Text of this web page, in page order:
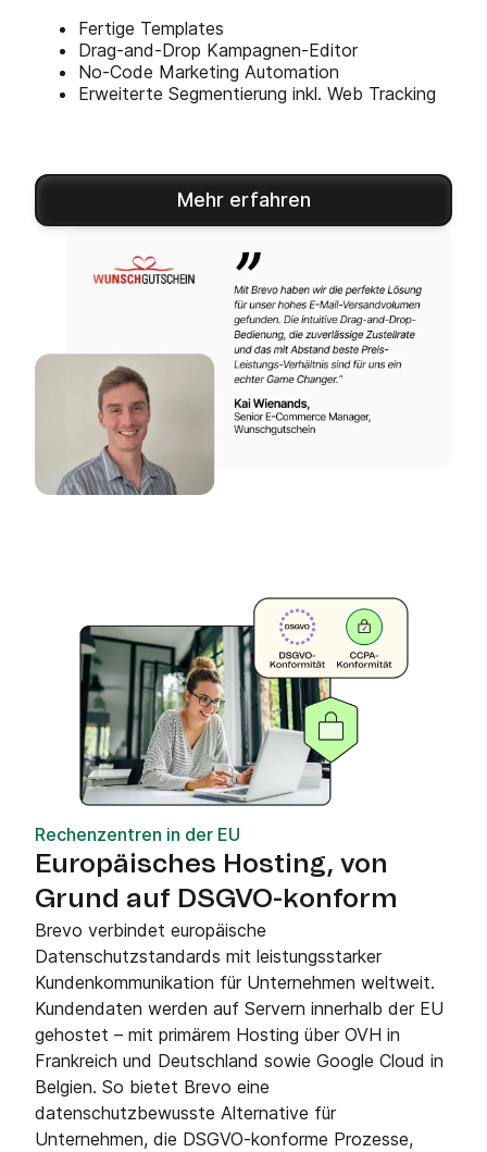
Fertige Templates
Drag-and-Drop Kampagnen-Editor
No-Code Marketing Automation
Erweiterte Segmentierung inkl. Web Tracking
Mehr erfahren
Rechenzentren in der EU
Europäisches Hosting, von
Grund auf DSGVO-konform
Brevo verbindet europäische
Datenschutzstandards mit leistungsstarker
Kundenkommunikation für Unternehmen weltweit.
Kundendaten werden auf Servern innerhalb der EU
gehostet – mit primärem Hosting über OVH in
Frankreich und Deutschland sowie Google Cloud in
Belgien. So bietet Brevo eine
datenschutzbewusste Alternative für
Unternehmen, die DSGVO-konforme Prozesse,